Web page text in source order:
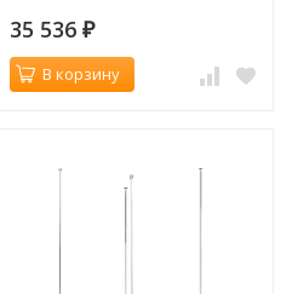
35 536 ₽
В корзину